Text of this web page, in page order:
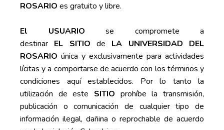
ROSARIO es gratuito y libre.
El USUARIO se compromete a
destinar EL SITIO de LA UNIVERSIDAD DEL
ROSARIO única y exclusivamente para actividades
lícitas y a comportarse de acuerdo con los términos y
condiciones aquí establecidos. Por lo tanto la
utilización de este SITIO prohíbe la transmisión,
publicación o comunicación de cualquier tipo de
información ilegal, dañina o reprochable de acuerdo